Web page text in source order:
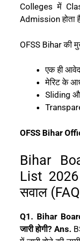
Colleges में
Admission होता
OFSS Bihar की
एक ही
मेरिट के
Sliding
OFSS Bihar
Bihar
List
सवाल
Q1. Bihar
जारी होगी? Ans.